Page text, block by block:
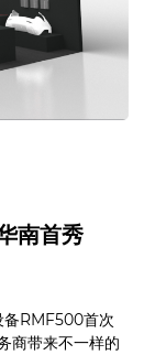
南首秀
RMF500首次
商带来不一样的